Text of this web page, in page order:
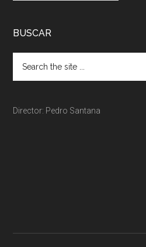
BUSCAR
Director: Pedro Santana